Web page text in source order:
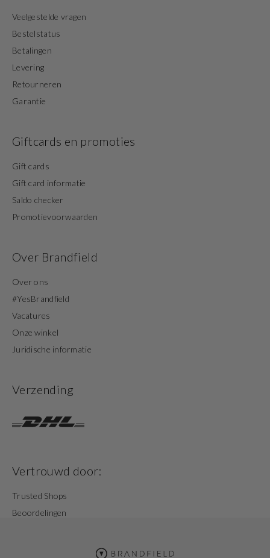
Veelgestelde vragen
Bestelstatus
Betalingen
Levering
Retourneren
Garantie
Giftcards en promoties
Gift cards
Gift card informatie
Saldo checker
Promotievoorwaarden
Over Brandfield
Over ons
#YesBrandfield
Vacatures
Onze winkel
Juridische informatie
Verzending
Vertrouwd door:
Trusted Shops
Beoordelingen